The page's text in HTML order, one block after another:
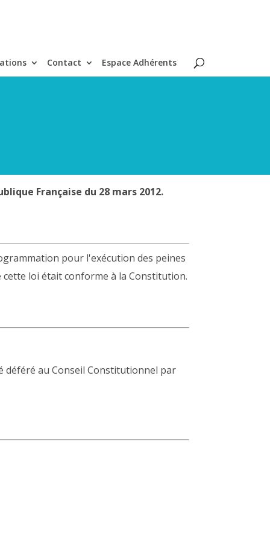
Contact Espace Adhérents
Française du 28 mars 2012.
pour l'exécution des peines
loi était conforme à la Constitution.
déféré au Conseil Constitutionnel par